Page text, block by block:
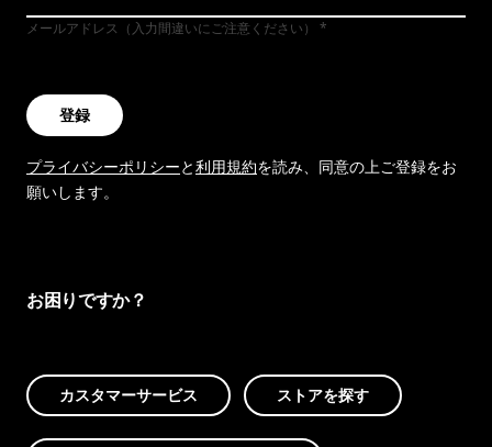
メールアドレス（入力間違いにご注意ください）
登録
プライバシーポリシーと利用規約を読み、同意の上ご登録をお
願いします。
お困りですか？
カスタマーサービス ストアを探す